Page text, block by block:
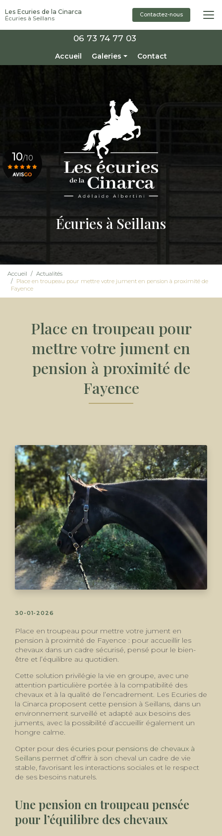
au
contenu
principal
06 73 74 77 03
Navigation secondaire
Accueil Galeries
Enseignement / Stage
Chevaux à vendre
Contact
Les Ecuries de la Cinarca
Écuries à Seillans Contactez-nous
Écuries à Seillans
10/10
Accueil
Actualités
Place en troupeau pour mettre votre jument en pension à proximité de
Fayence
Place en troupeau pour
mettre votre jument en
pension à proximité de
Fayence
30-01-2026
Place en troupeau pour mettre votre jument en
pension à proximité de Fayence : pour accueillir les
chevaux dans un cadre sécurisé, pensé pour le bien-
être et l’équilibre au quotidien.
Cette solution privilégie la vie en groupe, avec une
attention particulière portée à la compatibilité des
chevaux et à la qualité de l’encadrement. Les Ecuries de
la Cinarca proposent cette pension à Seillans, dans un
environnement surveillé et adapté aux besoins des
juments, avec la possibilité d’accueillir également un
hongre calme.
Opter pour des écuries pour pensions de chevaux à
Seillans permet d’offrir à son cheval un cadre de vie
stable, favorisant les interactions sociales et le respect
de ses besoins naturels.
Une pension en troupeau pensée
pour l’équilibre des chevaux